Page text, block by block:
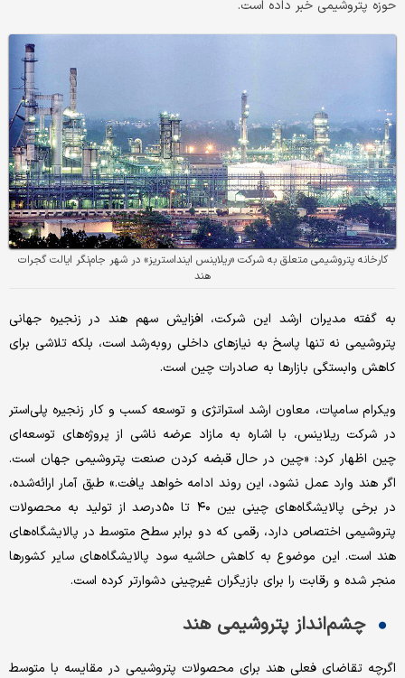
حوزه پتروشیمی خبر داده است.
کارخانه پتروشیمی متعلق به شرکت «ریلاینس اینداستریز» در شهر جام‌نگر ایالت گجرات
هند
به گفته مدیران ارشد این شرکت، افزایش سهم هند در زنجیره جهانی
پتروشیمی نه تنها پاسخ به نیازهای داخلی رو‌‌‌به‌‌‌رشد است، بلکه تلاشی برای
کاهش وابستگی بازارها به صادرات چین است.
ویکرام سامپات، معاون ارشد استراتژی و توسعه کسب و کار زنجیره پلی‌‌‌استر
در شرکت ریلاینس، با اشاره به مازاد عرضه ناشی از پروژه‌‌‌های توسعه‌‌‌ای
چین اظهار کرد: «چین در حال قبضه کردن صنعت پتروشیمی جهان است.
اگر هند وارد عمل نشود، این روند ادامه خواهد یافت.» طبق آمار ارائه‌‌‌شده،
در برخی پالایشگاه‌‌‌های چینی بین ۴۰ تا ۵۰‌درصد از تولید به محصولات
پتروشیمی اختصاص دارد، رقمی که دو برابر سطح متوسط در پالایشگاه‌‌‌های
هند است. این موضوع به کاهش حاشیه سود پالایشگاه‌‌‌های سایر کشورها
منجر شده و رقابت را برای بازیگران غیرچینی دشوارتر کرده است.
چشم‌‌‌انداز پتروشیمی هند
اگرچه تقاضای فعلی هند برای محصولات پتروشیمی در مقایسه با متوسط